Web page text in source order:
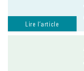
Lire l’article